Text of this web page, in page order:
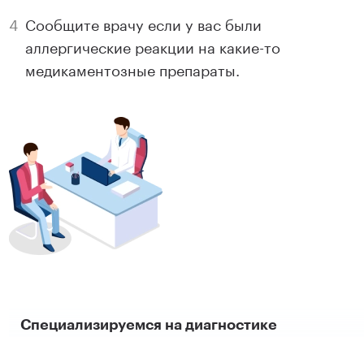
Сообщите врачу если у вас были
аллергические реакции на какие-то
медикаментозные препараты.
Специализируемся на диагностике